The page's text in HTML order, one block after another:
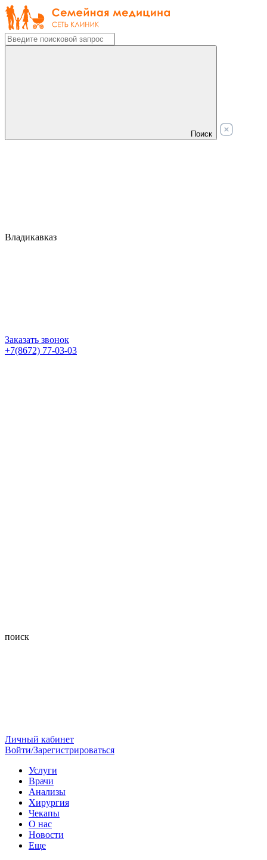
Поиск
Владикавказ
Заказать звонок
+7(8672) 77-03-03
поиск
Личный кабинет
Войти/Зарегистрироваться
Услуги
Врачи
Анализы
Хирургия
Чекапы
О нас
Новости
Еще